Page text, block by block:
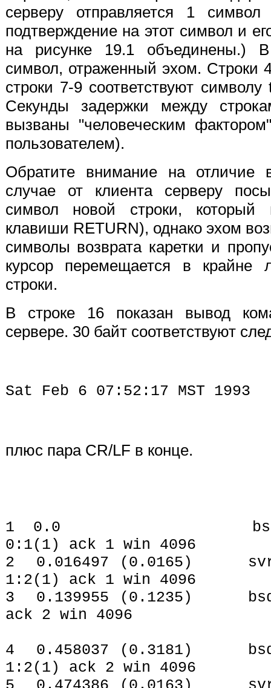
серверу отправляется 1
подтверждение на этот символ и
на рисунке 19.1 объединены.)
символ, отраженный эхом. Строки
строки 7-9 соответствуют
Секунды задержки между
вызваны "человеческим
пользователем).
Обратите внимание на отличие
случае от клиента серверу
символ новой строки, который
клавиши RETURN), однако эхом
символы возврата каретки и
курсор перемещается в
строки.
В строке 16 показан вывод
сервере. 30 байт соответствуют
Sat Feb 6 07:52:17 MST 1993
плюс пара CR/LF в конце.
1 0.0 bsdi.1023
0:1(1) ack 1 win 4096
2 0.016497 (0.0165)
1:2(1) ack 1 win 4096
3 0.139955 (0.1235)
ack 2 win 4096
4 0.458037 (0.3181)
1:2(1) ack 2 win 4096